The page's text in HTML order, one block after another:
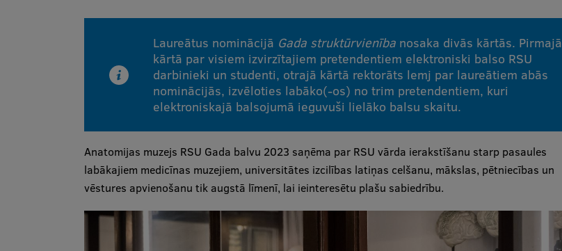
Laureātus nominācijā Gada struktūrvienībanosaka divās kārtās. Pirmajā
kārtā par visiem izvirzītajiem pretendentiem elektroniski balso RSU
darbinieki un studenti, otrajā kārtā rektorāts lemj par laureātiem abās
nominācijās, izvēloties labāko(-os) no trim pretendentiem, kuri
elektroniskajā balsojumā ieguvuši lielāko balsu skaitu.
Anatomijas muzejs RSU Gada balvu 2023 saņēma par RSU vārda ierakstīšanu starp pasaules
labākajiem medicīnas muzejiem, universitātes izcilības latiņas celšanu, mākslas, pētniecības un
vēstures apvienošanu tik augstā līmenī, lai ieinteresētu plašu sabiedrību.